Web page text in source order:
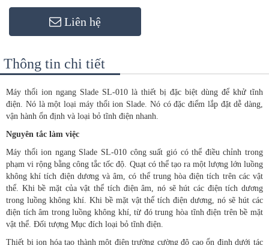
Liên hệ
Thông tin chi tiết
Máy thổi ion ngang Slade SL-010 là thiết bị đặc biệt dùng để khử tĩnh
điện. Nó là một loại máy thổi ion Slade. Nó có đặc điểm lắp đặt dễ dàng,
vận hành ổn định và loại bỏ tĩnh điện nhanh.
Nguyên tắc làm việc
Máy thổi ion ngang Slade SL-010 công suất gió có thể điều chỉnh trong
phạm vi rộng bằng công tắc tốc độ. Quạt có thể tạo ra một lượng lớn luồng
không khí tích điện dương và âm, có thể trung hòa điện tích trên các vật
thể. Khi bề mặt của vật thể tích điện âm, nó sẽ hút các điện tích dương
trong luồng không khí. Khi bề mặt vật thể tích điện dương, nó sẽ hút các
điện tích âm trong luồng không khí, từ đó trung hòa tĩnh điện trên bề mặt
vật thể. Đối tượng Mục đích loại bỏ tĩnh điện.
Thiết bị ion hóa tạo thành một điện trường cường độ cao ổn định dưới tác